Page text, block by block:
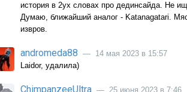
история в 2ух словах про дединсайда. Не
Думаю, ближайший аналог - Katanagatari.
извров.
andromeda88 — 14 мая 2023 в 15:57
Laidor, удалила)
ChimpanzeeUltra — 25 июня 2023 в 7:46